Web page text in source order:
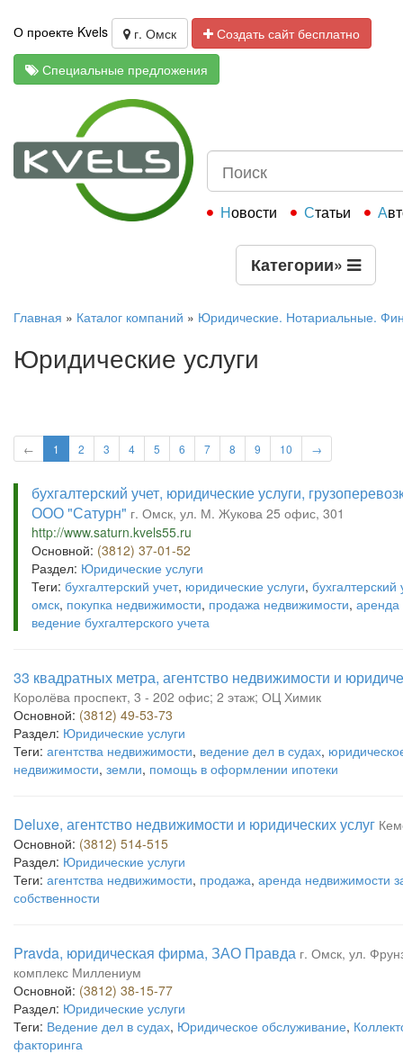
О проекте Kvels г. Омск
Создать сайт бесплатно
Специальные предложения
Новости Статьи
Категории»
Главная » Каталог компаний » Юридические. Нотариальные.
Юридические услуги
← 1 2 3 4 5 6 7 8 9 10 →
бухгалтерский учет, юридические услуги,
ООО "Сатурн" г. Омск, ул. М. Жукова 25 офис, 301
http://www.saturn.kvels55.ru
Основной: (3812) 37-01-52
Раздел: Юридические услуги
Теги: бухгалтерский учет, юридические услуги, бухгалтерский
омск, покупка недвижимости, продажа недвижимости, аренда
ведение бухгалтерского учета
33 квадратных метра, агентство недвижимости и
Королёва проспект, 3 - 202 офис; 2 этаж; ОЦ Химик
Основной: (3812) 49-53-73
Раздел: Юридические услуги
Теги: агентства недвижимости, ведение дел в судах,
недвижимости, земли, помощь в оформлении ипотеки
Deluxe, агентство недвижимости и юридических услуг
Основной: (3812) 514-515
Раздел: Юридические услуги
Теги: агентства недвижимости, продажа, аренда недвижимости
собственности
Pravda, юридическая фирма, ЗАО Правда г. Омск, ул.
комплекс Миллениум
Основной: (3812) 38-15-77
Раздел: Юридические услуги
Теги: Ведение дел в судах, Юридическое обслуживание,
факторинга